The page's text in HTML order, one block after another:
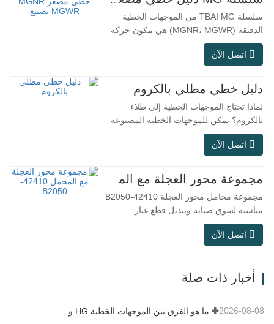
سلسلة TBAI MG من الموجهات الخطية
الدقيقة (MGNR، MGWR) هي مكون حركة
خطية عالي الأداء مصمم خصيصًا للمعدات
الصغيرة الدقيقة. تتميز ببنية مدمجة، وتشغيل
ومناسب للمعدات الدقيقة التي تتطلب
مساحة تركيب عالية؛ بينما تعتمد MGWR
تصميم سكة…
اتصل الآن
دليل خطي مطلي بالكروم
لماذا تحتاج الموجهات الخطية إلى طلاء
بالكروم؟ يمكن للموجهات الخطية المصنوعة
من الفولاذ العادي تلبية الاحتياجات التشغيلية
الأساسية في البيئات الجافة الداخلية
العملي مثل معدات الأتمتة، وآلات الأدوات
الدقيقة، والمعدات الخارجية، وورش المعالجة
الرطبة، وظروف العمل…
اتصل الآن
مجموعة محور العجلة مع المحمل 42410-B2050
مجموعة محامل محور العجلة 42410-B2050
مناسبة لسوق صيانة وتبديل قطع غيار
السيارات بعد البيع، وتلبي متطلبات الاستخدام
في التنقل اليومي، والقيادة لمسافات طويلة،
اتصل الآن
أخبار ذات صلة
2026-08-08